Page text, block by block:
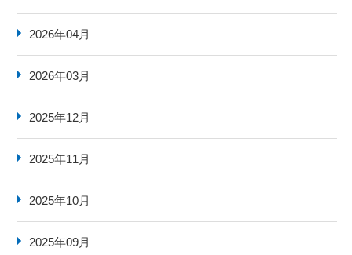
2026年04月
2026年03月
2025年12月
2025年11月
2025年10月
2025年09月